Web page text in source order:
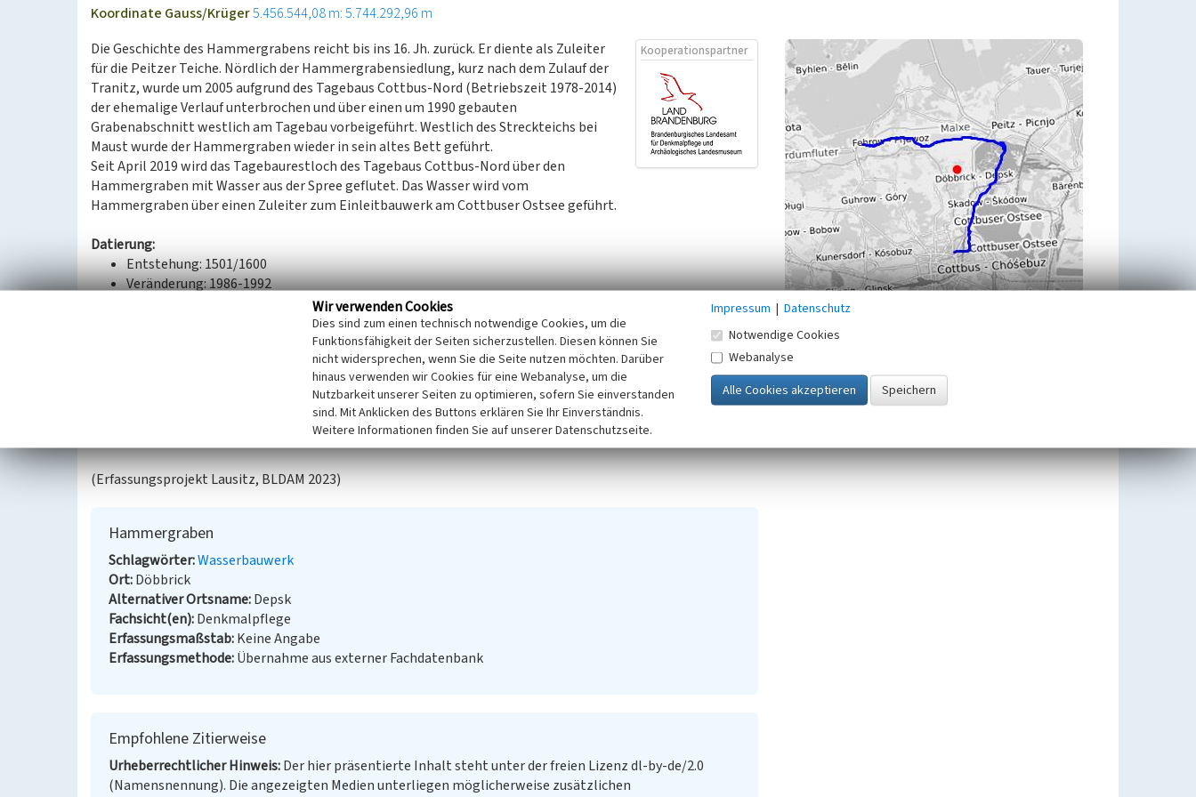
Koordinate Gauss/Krüger5.456.544,08 m: 5.744.292,96 m
Kooperationspartner
Die Geschichte des Hammergrabens reicht bis ins 16. Jh. zurück. Er diente als Zuleiter
für die Peitzer Teiche. Nördlich der Hammergrabensiedlung, kurz nach dem Zulauf der
Tranitz, wurde um 2005 aufgrund des Tagebaus Cottbus-Nord (Betriebszeit 1978-2014)
der ehemalige Verlauf unterbrochen und über einen um 1990 gebauten
Grabenabschnitt westlich am Tagebau vorbeigeführt. Westlich des Streckteichs bei
Maust wurde der Hammergraben wieder in sein altes Bett geführt.
Seit April 2019 wird das Tagebaurestloch des Tagebaus Cottbus-Nord über den
Hammergraben mit Wasser aus der Spree geflutet. Das Wasser wird vom
Hammergraben über einen Zuleiter zum Einleitbauwerk am Cottbuser Ostsee geführt.
Datierung:
Entstehung: 1501/1600
Veränderung: 1986-1992
https://www.leag.de/de/geschaeftsfelder/bergbau/cottbuser-ostsee/ (Zugriff: 14.09.2023)
https://dewiki.de/Lexikon/Hammergraben_(Cottbus) (Zugriff: 14.09.2023)
(Erfassungsprojekt Lausitz, BLDAM 2023)
Hammergraben
Schlagwörter Wasserbauwerk
Ort Döbbrick
Alternativer Ortsname Depsk
Fachsicht(en) Denkmalpflege
Erfassungsmaßstab Keine Angabe
Erfassungsmethode Übernahme aus externer Fachdatenbank
Empfohlene Zitierweise
Urheberrechtlicher Hinweis Der hier präsentierte Inhalt steht unter der freien Lizenz dl-by-de/2.0
(Namensnennung). Die angezeigten Medien unterliegen möglicherweise zusätzlichen
Wir verwenden Cookies
Dies sind zum einen technisch notwendige Cookies, um die
Funktionsfähigkeit der Seiten sicherzustellen. Diesen können Sie
nicht widersprechen, wenn Sie die Seite nutzen möchten. Darüber
hinaus verwenden wir Cookies für eine Webanalyse, um die
Nutzbarkeit unserer Seiten zu optimieren, sofern Sie einverstanden
sind. Mit Anklicken des Buttons erklären Sie Ihr Einverständnis.
Weitere Informationen finden Sie auf unserer Datenschutzseite.
Impressum | Datenschutz
Notwendige Cookies
Webanalyse